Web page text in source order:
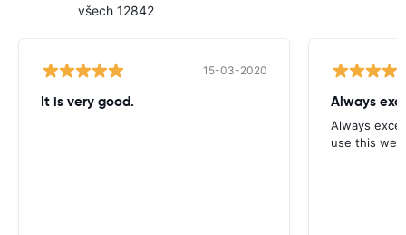
všech 12842
15-03-2020
It is very good. Always
Always
use this